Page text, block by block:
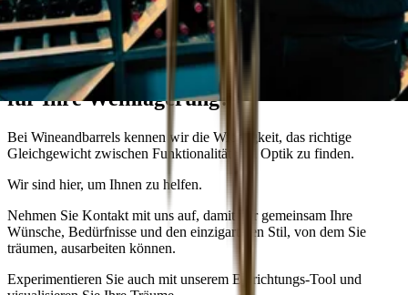
Wineandbarrel Beratung
Wünschen Sie sich die perfekte Lösung
für Ihre Weinlagerung?
Bei Wineandbarrels kennen wir die Wichtigkeit, das richtige
Gleichgewicht zwischen Funktionalität und Optik zu finden.
Wir sind hier, um Ihnen zu helfen.
Nehmen Sie Kontakt mit uns auf, damit wir gemeinsam Ihre
Wünsche, Bedürfnisse und den einzigartigen Stil, von dem Sie
träumen, ausarbeiten können.
Experimentieren Sie auch mit unserem Einrichtungs-Tool und